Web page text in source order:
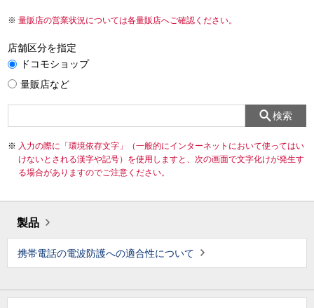
量販店の営業状況については各量販店へご確認ください。
店舗区分を指定
ドコモショップ
量販店など
検索
入力の際に「環境依存文字」（一般的にインターネットにおいて使ってはい
けないとされる漢字や記号）を使用しますと、次の画面で文字化けが発生す
る場合がありますのでご注意ください。
製品
携帯電話の電波防護への適合性について